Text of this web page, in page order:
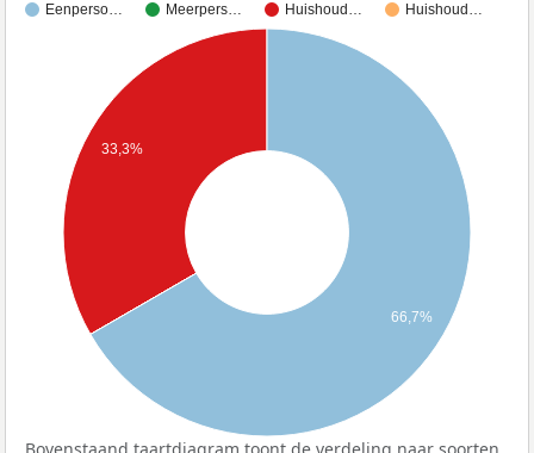
Eenperso… Meerpers… Huishoud… Huishoud…
33,3%
66,7%